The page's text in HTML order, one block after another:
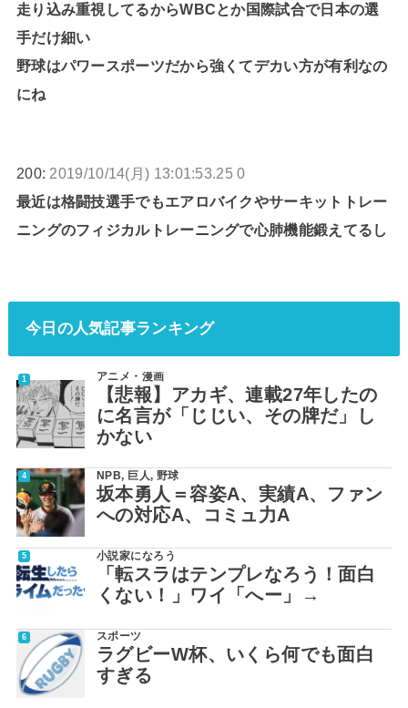
走り込み重視してるからWBCとか国際試合で日本の選
手だけ細い
野球はパワースポーツだから強くてデカい方が有利なの
にね
200: 2019/10/14(月) 13:01:53.25 0
最近は格闘技選手でもエアロバイクやサーキットトレー
ニングのフィジカルトレーニングで心肺機能鍛えてるし
今日の人気記事ランキング
アニメ・漫画
【悲報】アカギ、連載27年したの
に名言が「じじい、その牌だ」し
かない
NPB, 巨人, 野球
坂本勇人＝容姿A、実績A、ファン
への対応A、コミュ力A
小説家になろう
「転スラはテンプレなろう！面白
くない！」ワイ「へー」→
スポーツ
ラグビーW杯、いくら何でも面白
すぎる